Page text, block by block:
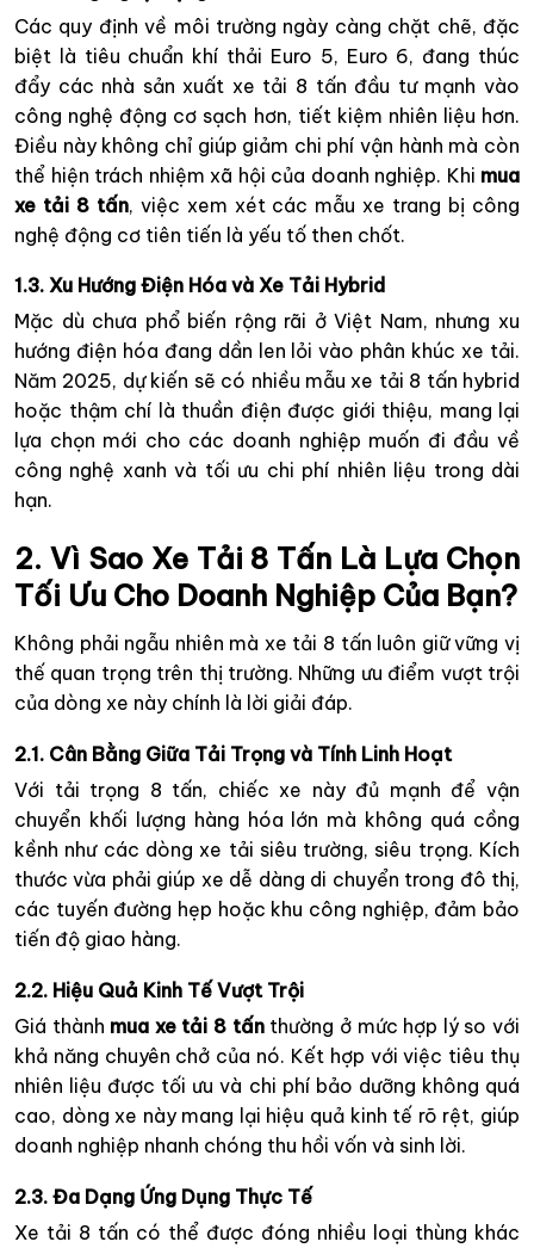
Các quy định về môi trường ngày càng chặt chẽ, đặc
biệt là tiêu chuẩn khí thải Euro 5, Euro 6, đang thúc
đẩy các nhà sản xuất xe tải 8 tấn đầu tư mạnh vào
công nghệ động cơ sạch hơn, tiết kiệm nhiên liệu hơn.
Điều này không chỉ giúp giảm chi phí vận hành mà còn
thể hiện trách nhiệm xã hội của doanh nghiệp. Khi mua
xe tải 8 tấn, việc xem xét các mẫu xe trang bị công
nghệ động cơ tiên tiến là yếu tố then chốt.
1.3. Xu Hướng Điện Hóa và Xe Tải Hybrid
Mặc dù chưa phổ biến rộng rãi ở Việt Nam, nhưng xu
hướng điện hóa đang dần len lỏi vào phân khúc xe tải.
Năm 2025, dự kiến sẽ có nhiều mẫu xe tải 8 tấn hybrid
hoặc thậm chí là thuần điện được giới thiệu, mang lại
lựa chọn mới cho các doanh nghiệp muốn đi đầu về
công nghệ xanh và tối ưu chi phí nhiên liệu trong dài
hạn.
2. Vì Sao Xe Tải 8 Tấn Là Lựa Chọn
Tối Ưu Cho Doanh Nghiệp Của Bạn?
Không phải ngẫu nhiên mà xe tải 8 tấn luôn giữ vững vị
thế quan trọng trên thị trường. Những ưu điểm vượt trội
của dòng xe này chính là lời giải đáp.
2.1. Cân Bằng Giữa Tải Trọng và Tính Linh Hoạt
Với tải trọng 8 tấn, chiếc xe này đủ mạnh để vận
chuyển khối lượng hàng hóa lớn mà không quá cồng
kềnh như các dòng xe tải siêu trường, siêu trọng. Kích
thước vừa phải giúp xe dễ dàng di chuyển trong đô thị,
các tuyến đường hẹp hoặc khu công nghiệp, đảm bảo
tiến độ giao hàng.
2.2. Hiệu Quả Kinh Tế Vượt Trội
Giá thành mua xe tải 8 tấnthường ở mức hợp lý so với
khả năng chuyên chở của nó. Kết hợp với việc tiêu thụ
nhiên liệu được tối ưu và chi phí bảo dưỡng không quá
cao, dòng xe này mang lại hiệu quả kinh tế rõ rệt, giúp
doanh nghiệp nhanh chóng thu hồi vốn và sinh lời.
2.3. Đa Dạng Ứng Dụng Thực Tế
Xe tải 8 tấn có thể được đóng nhiều loại thùng khác